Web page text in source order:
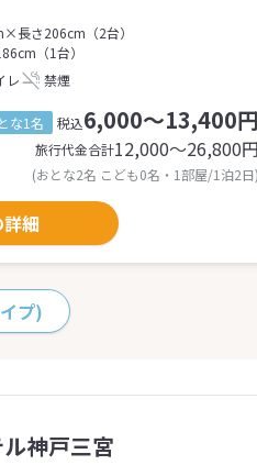
長さ206cm（2台）
（1台）
レ 禁煙
な1名 税込6,000～13,400円
旅行代金合計12,000〜26,800円
(おとな2名 こども0名・1部屋/1泊2日)
細
プ)
神戸三宮